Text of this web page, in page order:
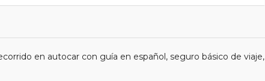
en autocar con guía en español, seguro básico de viaje,